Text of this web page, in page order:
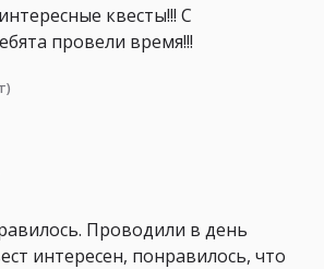
квесты!!! С
провели время!!!
Проводили в день
интересен, понравилось, что